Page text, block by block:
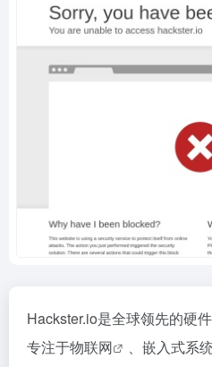
Hackster.io是全球领先的硬
专注于物联网 、嵌入式系